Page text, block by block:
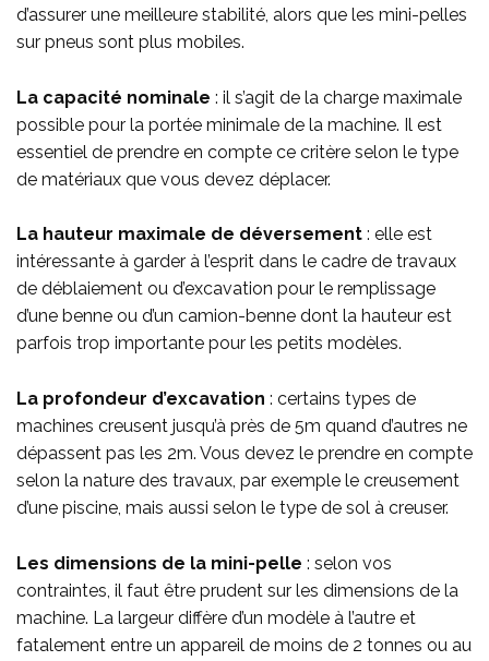
d’assurer une meilleure stabilité, alors que les mini-pelles
sur pneus sont plus mobiles.
La capacité nominale : il s’agit de la charge maximale
possible pour la portée minimale de la machine. Il est
essentiel de prendre en compte ce critère selon le type
de matériaux que vous devez déplacer.
La hauteur maximale de déversement : elle est
intéressante à garder à l’esprit dans le cadre de travaux
de déblaiement ou d’excavation pour le remplissage
d’une benne ou d’un camion-benne dont la hauteur est
parfois trop importante pour les petits modèles.
La profondeur d’excavation : certains types de
machines creusent jusqu’à près de 5m quand d’autres ne
dépassent pas les 2m. Vous devez le prendre en compte
selon la nature des travaux, par exemple le creusement
d’une piscine, mais aussi selon le type de sol à creuser.
Les dimensions de la mini-pelle : selon vos
contraintes, il faut être prudent sur les dimensions de la
machine. La largeur diffère d’un modèle à l’autre et
fatalement entre un appareil de moins de 2 tonnes ou au